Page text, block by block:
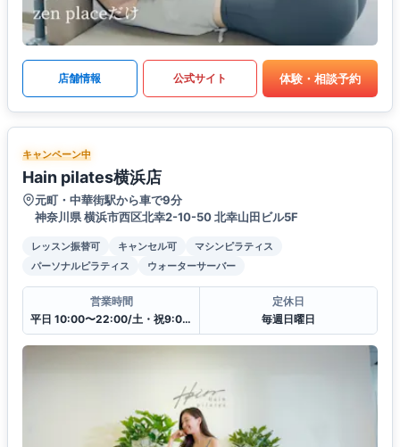
店舗情報 公式サイト 体験・相談予約
キャンペーン中
Hain pilates横浜店
元町・中華街駅から車で9分
神奈川県 横浜市西区北幸2-10-50 北幸山田ビル5F
レッスン振替可 キャンセル可
マシンピラティス
パーソナルピラティス
ウォーターサーバー
営業時間
平日 10:00〜22:00/土・祝9:00〜21:00
定休日
毎週日曜日